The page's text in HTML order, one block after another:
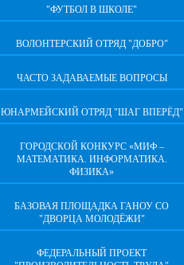
"ФУТБОЛ В ШКОЛЕ"
ВОЛОНТЕРСКИЙ ОТРЯД "ДОБРО"
ЧАСТО ЗАДАВАЕМЫЕ ВОПРОСЫ
ЮНАРМЕЙСКИЙ ОТРЯД "ШАГ ВПЕРËД"
ГОРОДСКОЙ КОНКУРС «МИФ –
МАТЕМАТИКА. ИНФОРМАТИКА.
ФИЗИКА»
БАЗОВАЯ ПЛОЩАДКА ГАНОУ СО
"ДВОРЦА МОЛОДЁЖИ"
ФЕДЕРАЛЬНЫЙ ПРОЕКТ